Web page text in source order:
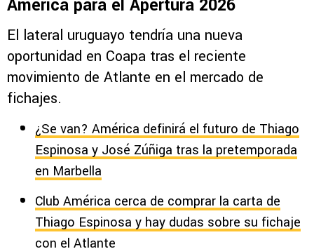
América para el Apertura 2026
El lateral uruguayo tendría una nueva
oportunidad en Coapa tras el reciente
movimiento de Atlante en el mercado de
fichajes.
¿Se van? América definirá el futuro de Thiago
Espinosa y José Zúñiga tras la pretemporada
en Marbella
Club América cerca de comprar la carta de
Thiago Espinosa y hay dudas sobre su fichaje
con el Atlante